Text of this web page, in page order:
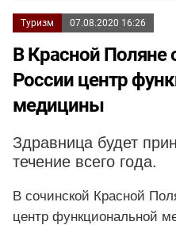
Туризм 07.08.2020 16:26
В Красной Поляне
России центр
медицины
Здравница будет
течение всего года.
В сочинской Красной
центр функциональной